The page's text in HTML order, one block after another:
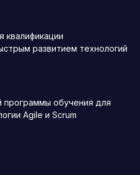
развитием технологий
программы обучения для
Agile и Scrum